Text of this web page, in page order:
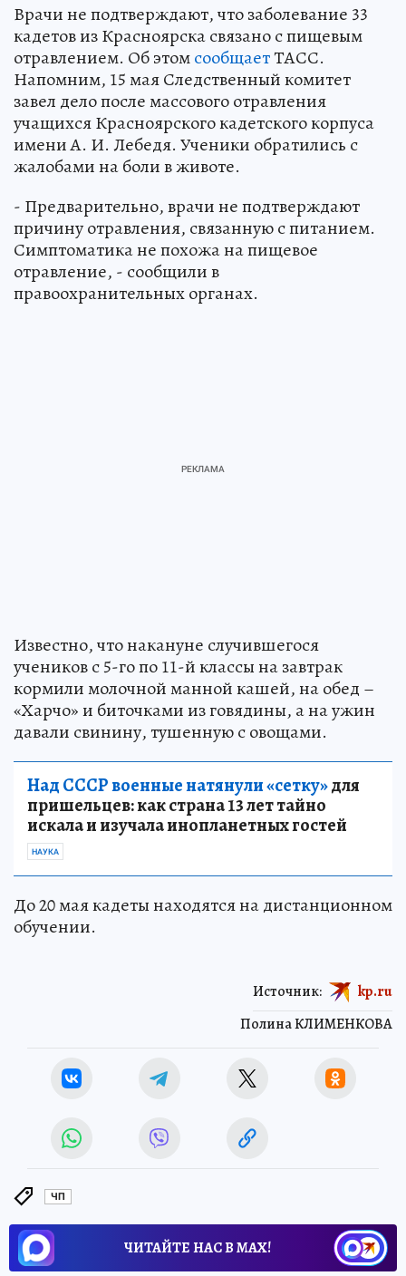
Врачи не подтверждают, что заболевание 33
кадетов из Красноярска связано с пищевым
отравлением. Об этомсообщаетТАСС.
Напомним, 15 мая Следственный комитет
завел дело после массового отравления
учащихся Красноярского кадетского корпуса
имени А. И. Лебедя. Ученики обратились с
жалобами на боли в животе.
- Предварительно, врачи не подтверждают
причину отравления, связанную с питанием.
Симптоматика не похожа на пищевое
отравление, - сообщили в
правоохранительных органах.
Известно, что накануне случившегося
учеников с 5-го по 11-й классы на завтрак
кормили молочной манной кашей, на обед –
«Харчо» и биточками из говядины, а на ужин
давали свинину, тушенную с овощами.
Над СССР военные натянули «сетку»для
пришельцев: как страна 13 лет тайно
искала и изучала инопланетных гостей
НАУКА
До 20 мая кадеты находятся на дистанционном
обучении.
Полина КЛИМЕНКОВА
Источник: kp.ru
ЧП
ЧИТАЙТЕ НАС В МАХ!